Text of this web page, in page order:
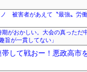
被害者があえて〝最強〟労
がおかしい。大会の真っただ
旨が一貫してない」
して戦おー！悪政高市